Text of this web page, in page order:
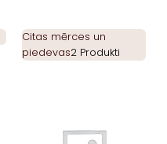
Citas mērces un
piedevas2 Produkti